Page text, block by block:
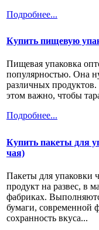
Подробнее...
Купить пищевую
Пищевая упаковка
популярностью. Она
различных
этом важно, чтобы
Подробнее...
Купить пакеты для
чая)
Пакеты для упаковки
продукт на развес, в
фабриках.
бумаги, современной
сохранность вкуса...